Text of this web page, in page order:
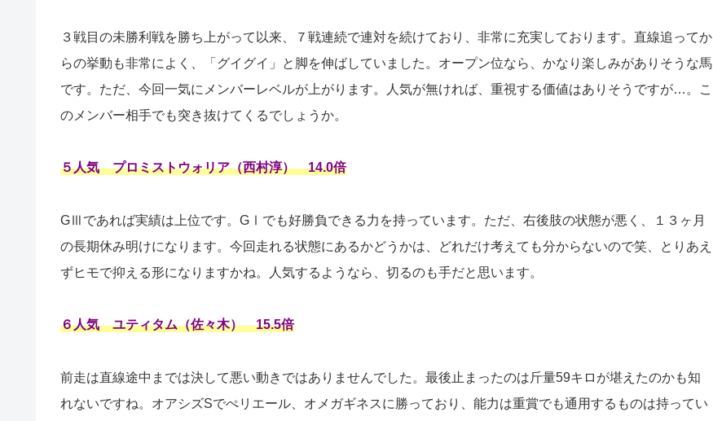
３戦目の未勝利戦を勝ち上がって以来、７戦連続で連対を続けており、非常に充実しております。直線追ってか
らの挙動も非常によく、「グイグイ」と脚を伸ばしていました。オープン位なら、かなり楽しみがありそうな馬
です。ただ、今回一気にメンバーレベルが上がります。人気が無ければ、重視する価値はありそうですが…。こ
のメンバー相手でも突き抜けてくるでしょうか。
５人気 プロミストウォリア（西村淳） 14.0倍
GⅢであれば実績は上位です。GⅠでも好勝負できる力を持っています。ただ、右後肢の状態が悪く、１３ヶ月
の長期休み明けになります。今回走れる状態にあるかどうかは、どれだけ考えても分からないので笑、とりあえ
ずヒモで抑える形になりますかね。人気するようなら、切るのも手だと思います。
６人気 ユティタム（佐々木） 15.5倍
前走は直線途中までは決して悪い動きではありませんでした。最後止まったのは斤量59キロが堪えたのかも知
れないですね。オアシズSでぺリエール、オメガギネスに勝っており、能力は重賞でも通用するものは持ってい